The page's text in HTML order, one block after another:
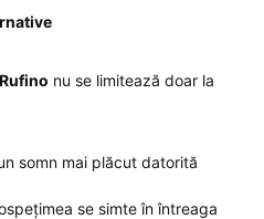
nu se limitează doar la
somn mai plăcut datorită
se simte în întreaga